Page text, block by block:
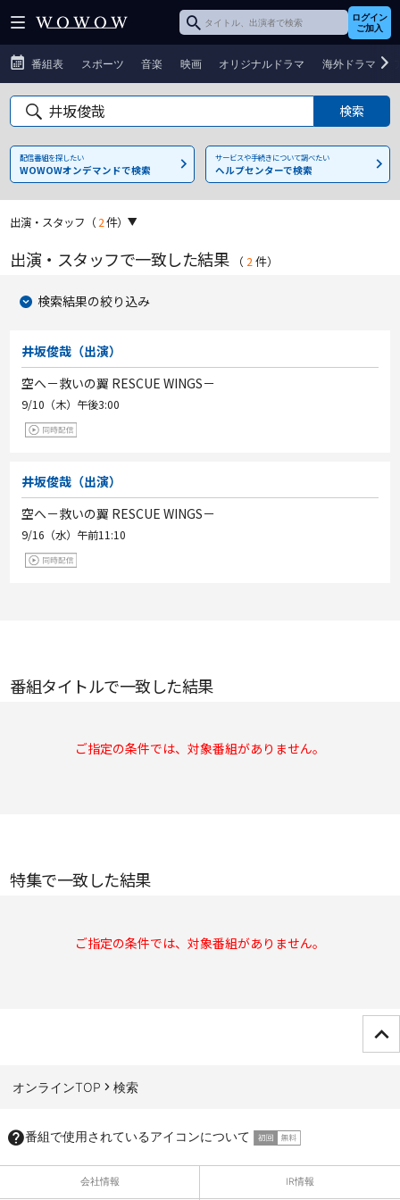
ログイン
ご加入
番組表 スポーツ 音楽 映画 オリジナルドラマ 海外ドラマ
配信番組を探したい
WOWOWオンデマンドで検索
サービスや手続きについて調べたい
ヘルプセンターで検索
出演・スタッフ （2件）
出演・スタッフで一致した結果 （ 2件）
検索結果の絞り込み
井坂俊哉（出演）
空へ－救いの翼 RESCUE WINGS－
9/10（木） 午後3:00
井坂俊哉（出演）
空へ－救いの翼 RESCUE WINGS－
9/16（水） 午前11:10
番組タイトルで一致した結果
ご指定の条件では、対象番組がありません。
特集で一致した結果
ご指定の条件では、対象番組がありません。
オンラインTOP
検索
番組で使用されているアイコンについて
会社情報 IR情報